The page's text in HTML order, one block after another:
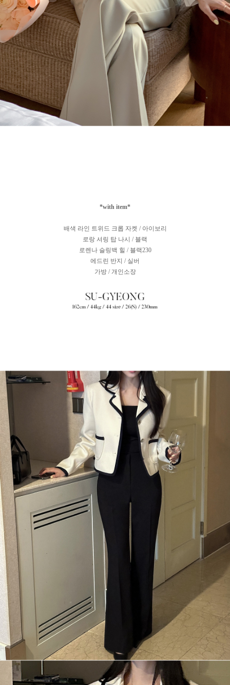
*with item*
배색 라인 트위드 크롭 자켓 / 아이보리
로랑 셔링 탑 나시 / 블랙
로렌나 슬링백 힐 / 블랙230
에드린 반지 / 실버
가방 / 개인소장